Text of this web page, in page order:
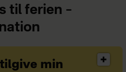
til ferien –
min